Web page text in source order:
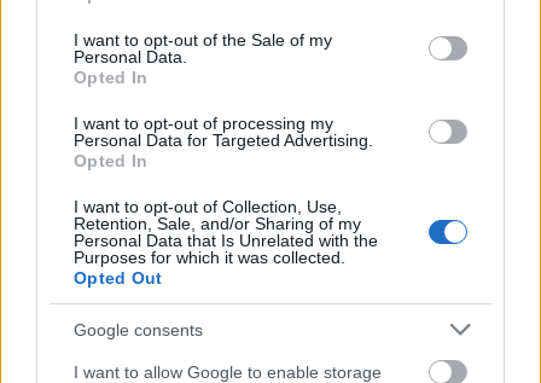
use your data for below specified purposes in below Google
consent section.
I want to opt-out of the Sale of my
Personal Data.
Opted In
I want to opt-out of processing my
Personal Data for Targeted Advertising.
Opted In
I want to opt-out of Collection, Use,
Retention, Sale, and/or Sharing of my
Personal Data that Is Unrelated with the
Purposes for which it was collected.
Opted Out
Google consents
I want to allow Google to enable storage
Xiaomi Mi Pad 3